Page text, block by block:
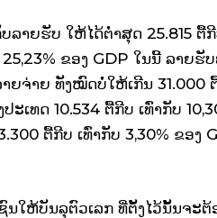
ບລາຍຮັບ ໃຫ້ໄດ້ຕ່ຳສຸດ 25.815 ຕື້
ຂອງ GDP ໃນນີ້ ລາຍຮັ
ຍຈ່າຍ ທັງໝົດບໍ່ໃຫ້ເກີນ 31.000
ປະເທດ 10.534 ຕື້ກີບ ເທົ່າກັບ
ຕື້ກີບ ເທົ່າກັບ 3,30% ຂອງ
ໃຫ້ບັນລຸຕົວເລກ ທີ່ຕັ້ງໄວ້ນັ້ນຈະຕ້